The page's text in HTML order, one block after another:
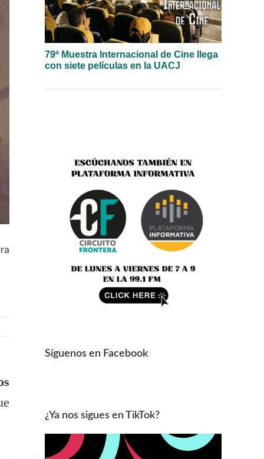
79ª Muestra Internacional de Cine llega
con siete películas en la UACJ
Síguenos en Facebook
¿Ya nos sigues en TikTok?